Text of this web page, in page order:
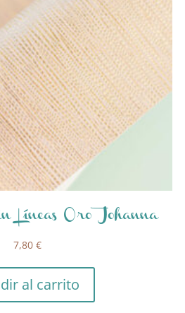
Líneas Oro Johanna
7,80 €
al carrito